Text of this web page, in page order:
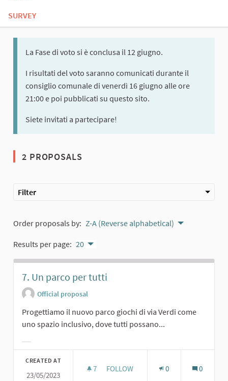
SURVEY
La Fase di voto si è conclusa il 12 giugno.
I risultati del voto saranno comunicati durante il
consiglio comunale di venerdì 16 giugno alle ore
21:00 e poi pubblicati su questo sito.
Siete invitati a partecipare!
2 PROPOSALS
Filter
Order proposals by: Z-A (Reverse alphabetical)
Results per page: 20
7. Un parco per tutti
Official proposal
Progettiamo il nuovo parco giochi di via Verdi come
uno spazio inclusivo, dove tutti possano...
CREATED AT
23/05/2023
7 7 FOLLOWERS
FOLLOW 0 0